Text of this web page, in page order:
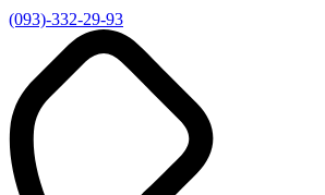
(093)-332-29-93